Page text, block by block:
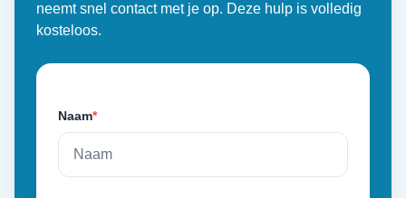
neemt snel contact met je op. Deze hulp is volledig
kosteloos.
Naam*